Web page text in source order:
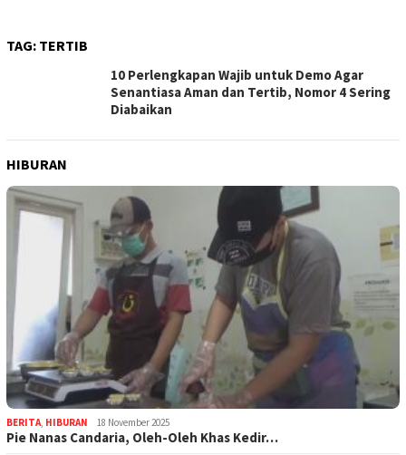
TAG: TERTIB
10 Perlengkapan Wajib untuk Demo Agar
Senantiasa Aman dan Tertib, Nomor 4 Sering
Diabaikan
HIBURAN
BERITA, HIBURAN 18 November 2025
Pie Nanas Candaria, Oleh-Oleh Khas Kedir…